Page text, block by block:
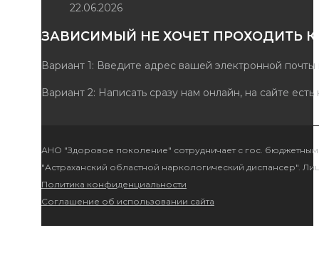
22.06.2026
ЗАВИСИМЫЙ НЕ ХОЧЕТ ПРОХОДИТЬ КУРС
Вариант 1: Введите адрес вашей электронной почты на
Вариант 2: Написать сразу нам онлайн, на сайте есть
АНО "Здоровое поколение" сотрудничает с гос. бюджетным
"Астраханский областной наркологический диспансер". Лиц. №ЛО-
Политика конфиденциальности
Соглашение об использовании сайта